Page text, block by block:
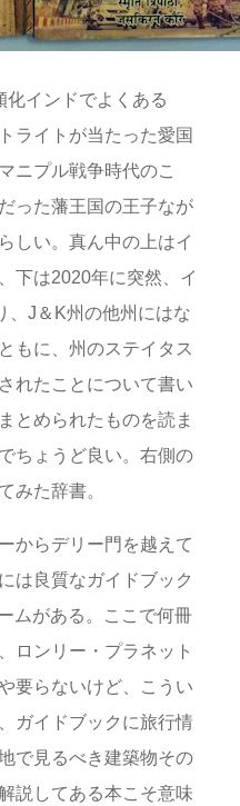
化インドでよくある
ライトが当たった愛国
ニプル戦争時代のこ
った藩王国の王子なが
しい。真ん中の上はイ
下は2020年に突然、イ
、J＆K州の他州にはな
もに、州のステイタス
れたことについて書い
とめられたものを読ま
ちょうど良い。右側の
みた辞書。
からデリー門を越えて
は良質なガイドブック
ムがある。ここで何冊
ロンリー・プラネット
要らないけど、こうい
ガイドブックに旅行情
で見るべき建築物その
説してある本こそ意味